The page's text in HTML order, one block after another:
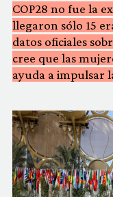
COP28 no fue la
llegaron sólo 15
datos oficiales
cree que las
ayuda a impulsar